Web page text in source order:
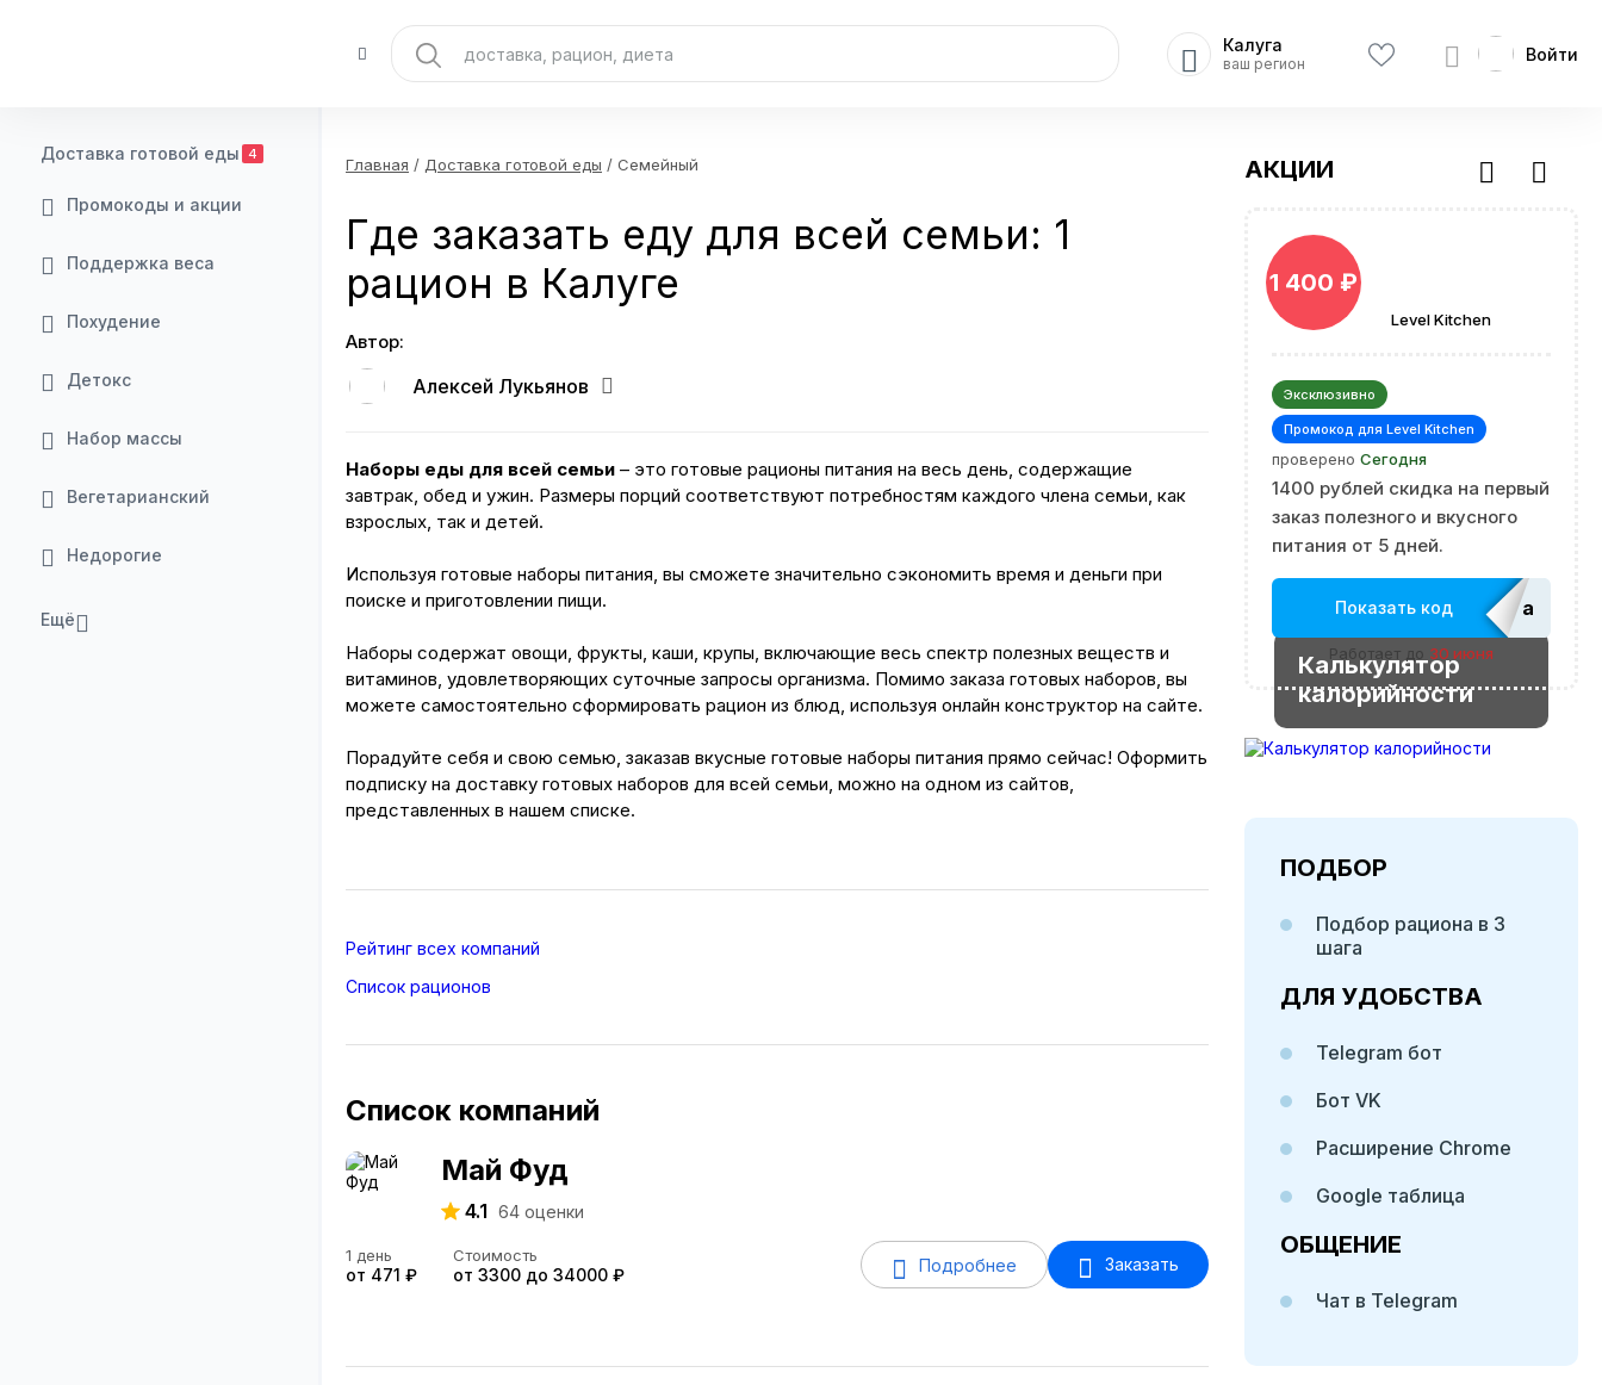
Калуга
ваш регион Войти
Доставка готовой еды 4
Промокоды и акции
Поддержка веса
Похудение
Детокс
Набор массы
Вегетарианский
Недорогие
Ещё
Главная / Доставка готовой еды / Семейный
Где заказать еду для всей семьи: 1
рацион в Калуге
Автор:
Алексей Лукьянов
Наборы еды для всей семьи – это готовые рационы питания на весь день, содержащие
завтрак, обед и ужин. Размеры порций соответствуют потребностям каждого члена семьи, как
взрослых, так и детей.
Используя готовые наборы питания, вы сможете значительно сэкономить время и деньги при
поиске и приготовлении пищи.
Наборы содержат овощи, фрукты, каши, крупы, включающие весь спектр полезных веществ и
витаминов, удовлетворяющих суточные запросы организма. Помимо заказа готовых наборов, вы
можете самостоятельно сформировать рацион из блюд, используя онлайн конструктор на сайте.
Порадуйте себя и свою семью, заказав вкусные готовые наборы питания прямо сейчас! Оформить
подписку на доставку готовых наборов для всей семьи, можно на одном из сайтов,
представленных в нашем списке.
Рейтинг всех компаний
Список рационов
Список компаний
Май Фуд
4.1 64 оценки
1 день
от 471 ₽
Стоимость
от 3300 до 34000 ₽ Подробнее Заказать
АКЦИИ
Level Kitchen
1 400 ₽
Эксклюзивно
Промокод для Level Kitchen
проверено Сегодня
1400 рублей скидка на первый
заказ полезного и вкусного
питания от 5 дней.
Показать код
Работает до 30 июня
Калькулятор
калорийности
ПОДБОР
Подбор рациона в 3
шага
ДЛЯ УДОБСТВА
Telegram бот
Бот VK
Расширение Chrome
Google таблица
ОБЩЕНИЕ
Чат в Telegram